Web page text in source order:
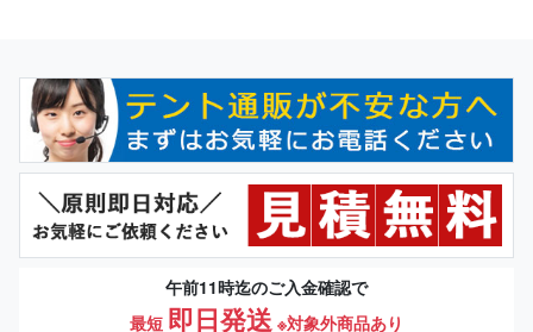
午前11時迄のご入金確認で
最短 即日発送 ※対象外商品あり